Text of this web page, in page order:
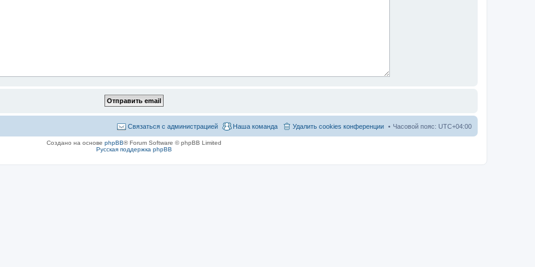
Часовой пояс: UTC+04:00
Удалить cookies конференции
Наша команда
Связаться с администрацией
Создано на основе phpBB® Forum Software © phpBB Limited
Русская поддержка phpBB